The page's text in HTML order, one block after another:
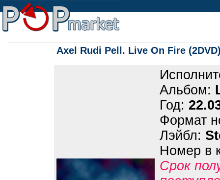
Axel Rudi Pell. Live On Fire
Альбом:
Год:
Формат
Лэйбл:
Номер в
Срок